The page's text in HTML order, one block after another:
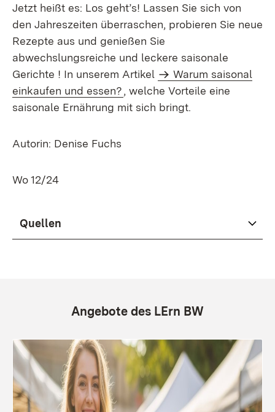
Jetzt heißt es: Los geht’s! Lassen Sie sich von
den Jahreszeiten überraschen, probieren Sie neue
Rezepte aus und genießen Sie
abwechslungsreiche und leckere saisonale
Gerichte ! In unserem Artikel
Warum saisonal
einkaufen und essen?, welche Vorteile eine
saisonale Ernährung mit sich bringt.
Autorin: Denise Fuchs
Wo 12/24
Quellen
Angebote des LErn BW